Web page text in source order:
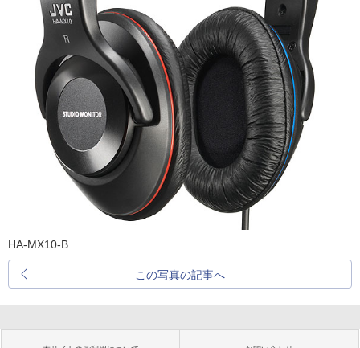
HA-MX10-B
この写真の記事へ